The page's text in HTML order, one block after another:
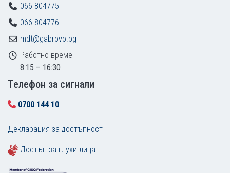
066 804775
066 804776
mdt@gabrovo.bg
Работно време
8:15 – 16:30
Tелефон за сигнали
0700 144 10
Декларация за достъпност
Достъп за глухи лица